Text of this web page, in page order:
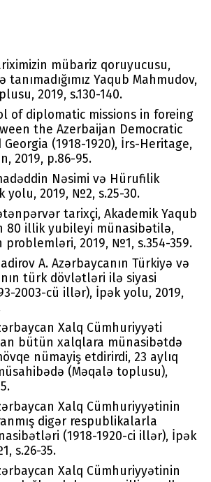
mübariz qoruyucusu,
tanımadığımız Yaqub Mahmudov,
2019, s.130-140.
of diplomatic missions in foreing
the Azerbaijan Democratic
(1918-1920), İrs-Heritage,
2019, p.86-95.
Nəsimi və Hürufilik
yolu, 2019, №2, s.25-30.
tarixçi, Akademik Yaqub
80 illik yubileyi münasibətilə,
problemləri, 2019, №1, s.354-359.
A. Azərbaycanın Türkiyə və
türk dövlətləri ilə siyasi
2003-cü illər), İpək yolu, 2019,
Xalq Cümhuriyyəti
bütün xalqlara münasibətdə
nümayiş etdirirdi, 23 aylıq
(Məqalə toplusu),
Xalq Cümhuriyyətinin
digər respublikalarla
(1918-1920-ci illər), İpək
s.26-35.
Xalq Cümhuriyyətinin